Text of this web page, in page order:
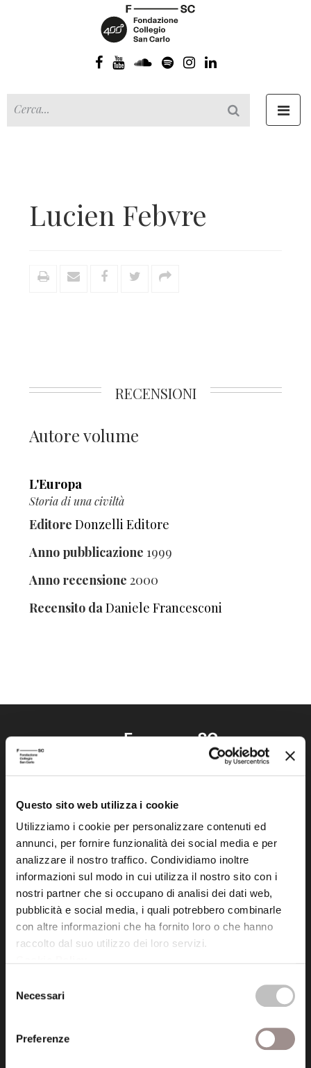
Questo sito web utilizza i cookie
Utilizziamo i cookie per personalizzare contenuti ed
annunci, per fornire funzionalità dei social media e per
analizzare il nostro traffico. Condividiamo inoltre
informazioni sul modo in cui utilizza il nostro sito con i
nostri partner che si occupano di analisi dei dati web,
pubblicità e social media, i quali potrebbero combinarle
con altre informazioni che ha fornito loro o che hanno
raccolto dal suo utilizzo dei loro servizi.
delNecessari
Preferenze
Lucien Febvre
RECENSIONI
Autore volume
L'Europa
Storia di una civiltà
Editore Donzelli Editore
Anno pubblicazione 1999
Anno recensione 2000
Recensito daDaniele Francesconi
Fondazione Collegio San Carlo
Via San Carlo 5
41121 Modena (MO)
P.I. 00641060363
tel. 059.421211
info@fondazionesancarlo.it
fondazionecollegiosancarlo@legalmail.it